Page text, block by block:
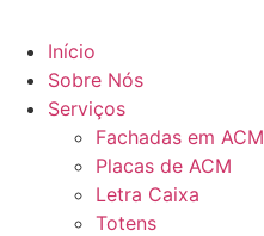
Início
Sobre Nós
Serviços
Fachadas em ACM
Placas de ACM
Letra Caixa
Totens